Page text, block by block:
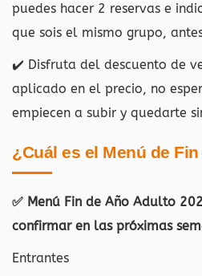
puedes hacer 2 reservas e
que sois el mismo grupo,
✔️ Disfruta del descuento de
aplicado en el precio, no
empiecen a subir y quedarte
¿Cuál es el Menú de
✅ Menú Fin de Año Adulto
confirmar en las próximas
Entrantes